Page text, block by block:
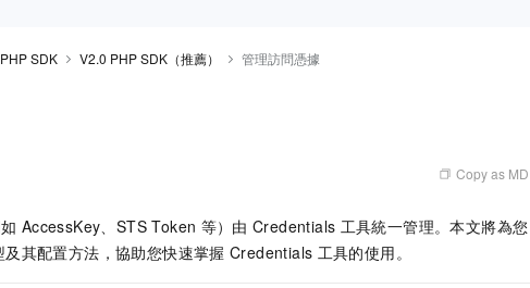
PHP SDK V2.0 PHP SDK（推薦） 管理訪問憑據
Copy as MD
AccessKey、STS Token 等）由 Credentials 工具統一管理。本文將為您
其配置方法，協助您快速掌握 Credentials 工具的使用。